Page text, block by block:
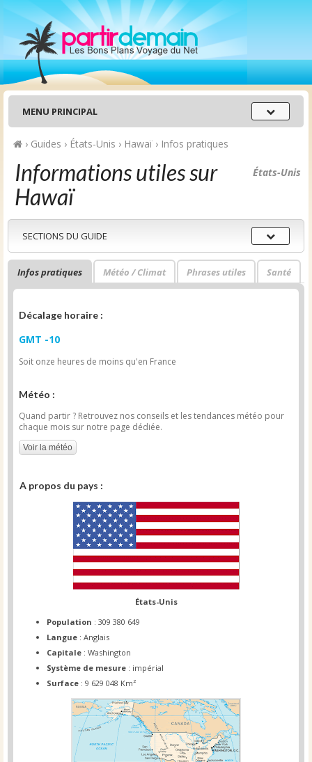
Menu
principal
MENU PRINCIPAL
› Guides › États-Unis › Hawaï › Infos pratiques
États-Unis
Informations utiles sur
Hawaï
Sections
du
guide
SECTIONS DU GUIDE
Infos pratiques Météo / Climat Phrases utiles Santé
Décalage horaire :
GMT -10
Soit onze heures de moins qu'en France
Météo :
Quand partir ? Retrouvez nos conseils et les tendances météo pour
chaque mois sur notre page dédiée.
Voir la météo
A propos du pays :
États-Unis
Population : 309 380 649
Langue : Anglais
Capitale : Washington
Système de mesure : impérial
Surface : 9 629 048 Km²